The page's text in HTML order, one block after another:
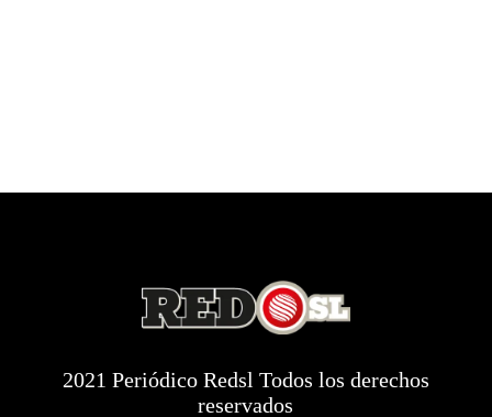
2021 Periódico Redsl Todos los derechos
reservados